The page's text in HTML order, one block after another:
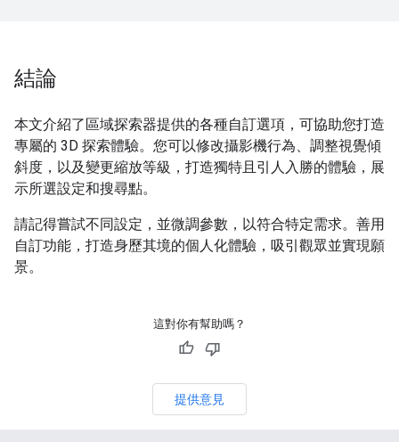
結論
本文介紹了區域探索器提供的各種自訂選項，可協助您打造
專屬的 3D 探索體驗。您可以修改攝影機行為、調整視覺傾
斜度，以及變更縮放等級，打造獨特且引人入勝的體驗，展
示所選設定和搜尋點。
請記得嘗試不同設定，並微調參數，以符合特定需求。善用
自訂功能，打造身歷其境的個人化體驗，吸引觀眾並實現願
景。
這對你有幫助嗎？
提供意見